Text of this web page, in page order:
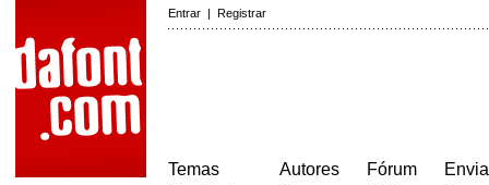
Entrar | Registrar
Temas
Autores
Fórum